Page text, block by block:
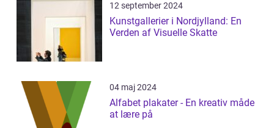
12 september 2024
Kunstgallerier i Nordjylland: En
Verden af Visuelle Skatte
04 maj 2024
Alfabet plakater - En kreativ måde
at lære på